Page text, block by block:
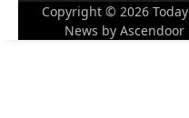
Copyright © 2026
News by Ascendoor